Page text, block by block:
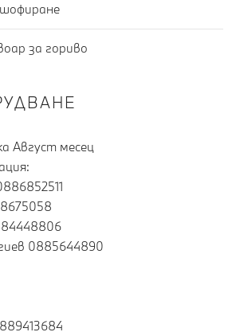
за гориво
Август месец
0885644890